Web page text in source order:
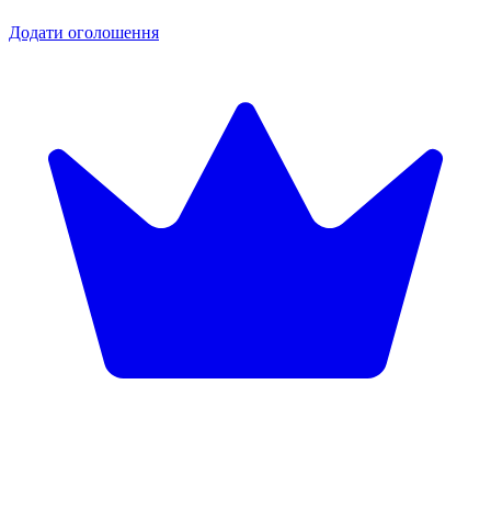
Додати оголошення